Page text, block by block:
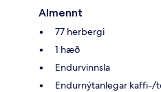
Almennt
77 herbergi
1 hæð
Endurvinnsla
Endurnýtanlegar kaffi-/